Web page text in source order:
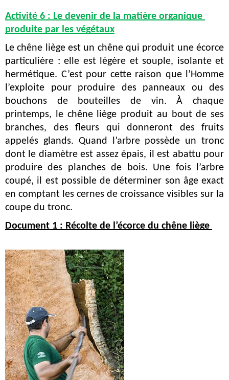
Activité 6 : Le devenir de la matière organique
produite par les végétaux
Le chêne liège est un chêne qui produit une écorce
particulière : elle est légère et souple, isolante et
hermétique. C’est pour cette raison que l’Homme
l’exploite pour produire des panneaux ou des
bouchons de bouteilles de vin. À chaque
printemps, le chêne liège produit au bout de ses
branches, des fleurs qui donneront des fruits
appelés glands. Quand l’arbre possède un tronc
dont le diamètre est assez épais, il est abattu pour
produire des planches de bois. Une fois l’arbre
coupé, il est possible de déterminer son âge exact
en comptant les cernes de croissance visibles sur la
coupe du tronc.
Document 1 : Récolte de l’écorce du chêne liège